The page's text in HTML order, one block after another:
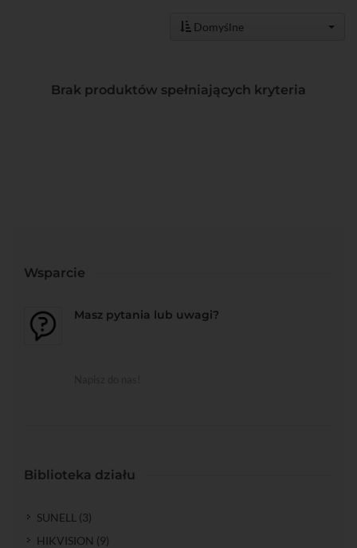
Domyślne
Brak produktów spełniających kryteria
Wsparcie
Masz pytania lub uwagi?
Biblioteka działu
SUNELL (3)
HIKVISION (9)